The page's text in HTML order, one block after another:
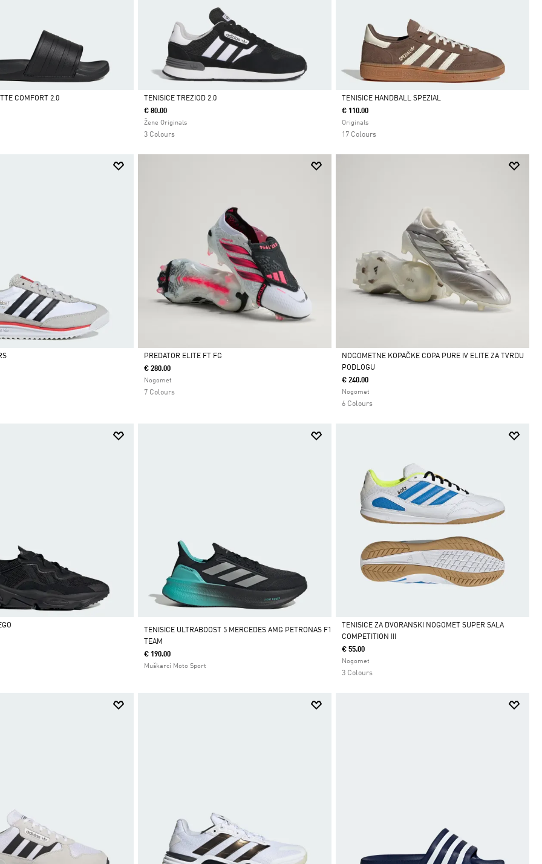
COMFORT 2.0
Da
TENISICE TREZIOD 2.0
€ 80.00
Žene Originals
3 Colours
Da
TENISICE HANDBALL SPEZIAL
€ 110.00
Originals
17 Colours
Da
PREDATOR ELITE FT FG
€ 280.00
Nogomet
7 Colours
Da
NOGOMETNE KOPAČKE COPA PURE IV ELITE ZA TVRDU
PODLOGU
€ 240.00
Nogomet
6 Colours
TENISICE ULTRABOOST 5 MERCEDES AMG PETRONAS F1
TEAM
€ 190.00
Muškarci Moto Sport
Da
TENISICE ZA DVORANSKI NOGOMET SUPER SALA
COMPETITION III
€ 55.00
Nogomet
3 Colours